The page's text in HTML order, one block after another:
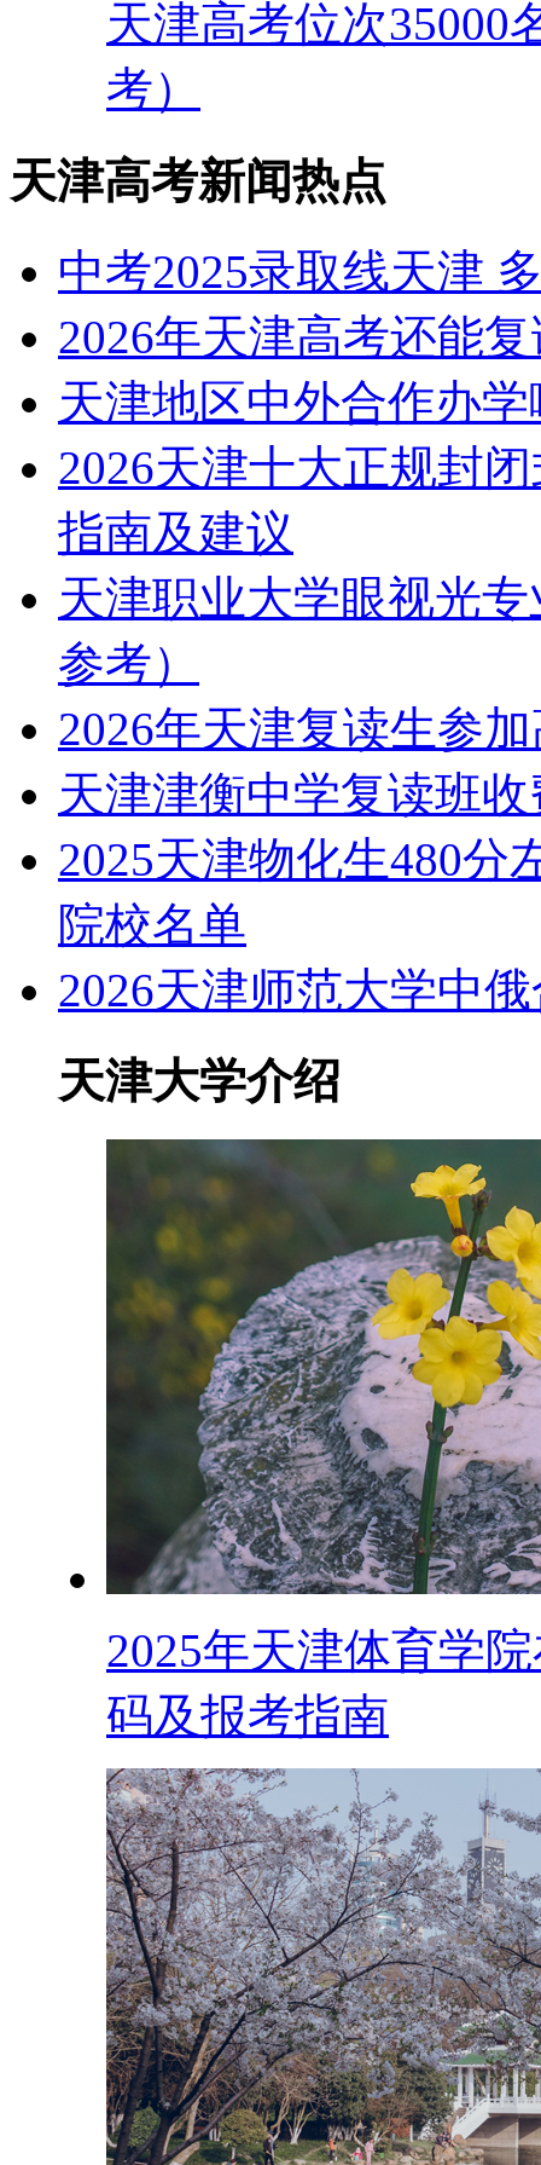
天津高考位次35000
考）
天津高考新闻热点
中考2025录取线天津
2026年天津高考还能
天津地区中外合作办
2026天津十大正规封
指南及建议
天津职业大学眼视光
参考）
2026年天津复读生参
天津津衡中学复读班
2025天津物化生480分
院校名单
2026天津师范大学中
天津大学介绍
2025年天津体育学
码及报考指南